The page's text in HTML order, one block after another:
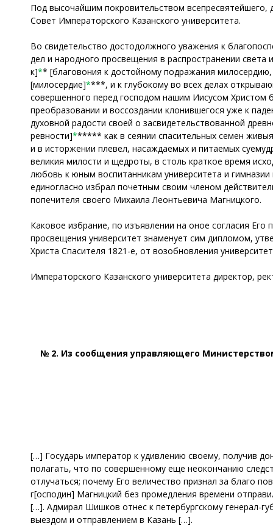
Под высочайшим покровительством всепресвятейшего,
Совет Императорского Казанского университета.
Во свидетельство достодолжного уважения к
дел и народного просвещения в распространении
к]** [благовония к достойному подражания
[милосердие]****, и к глубокому во всех делах
совершенного перед господом нашим Иисусом Христом
преобразовании и воссоздании клонившегося уже к
духовной радости своей о засвидетельствованной
ревности]****** как в сеянии спасительных семен
и в исторжении плевел, насаждаемых и питаемых
великия милости и щедроты, в столь краткое время
любовь к юным воспитанникам университета и
единогласно избрал почетным своим членом
попечителя своего Михаила Леонтьевича Магницкого.
Каковое избрание, по изъявлении на оное согласия Его
просвещения университет знаменует сим дипломом,
Христа Спасителя 1821-е, от возобновления
Императорского Казанского университета директор,
№ 2. Из сообщения управляющего
[…] Государь император к удивлению своему, получив
полагать, что по совершенному еще неокончанию
отлучаться; почему Его величество признал за благо
г[осподин] Магницкий без промедления времени
[…]. Адмирал Шишков отнес к петербургскому генерал-
выездом и отправлением в Казань […].